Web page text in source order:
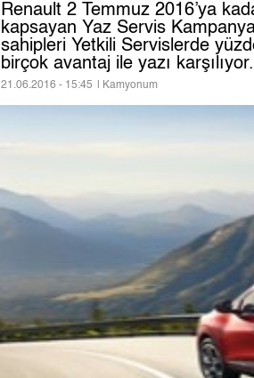
Renault 2 Temmuz 2016’ya
kapsayan Yaz Servis
sahipleri Yetkili Servislerde
birçok avantaj ile yazı karşılıyor.
21.06.2016 - 15:45 | Kamyonum